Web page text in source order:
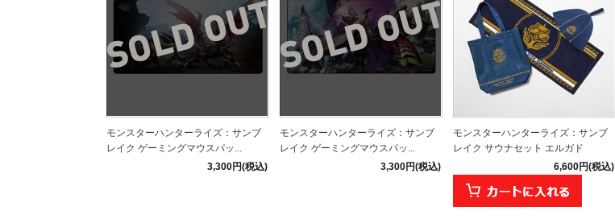
モンスターハンターライズ：サンブ
レイク ゲーミングマウスパッ...
3,300円(税込)
モンスターハンターライズ：サンブ
レイク ゲーミングマウスパッ...
3,300円(税込)
モンスターハンターライズ：サンブ
レイク サウナセット エルガド
6,600円(税込)